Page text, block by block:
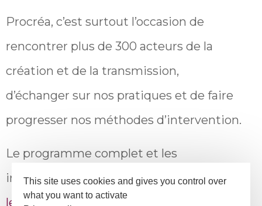
Procréa, c’est surtout l’occasion de
rencontrer plus de 300 acteurs de la
création et de la transmission,
d’échanger sur nos pratiques et de faire
progresser nos méthodes d’intervention.
Le programme complet et les
inscription sur :https://procrea-
lecongres.blogspot.com/
This site uses cookies and gives you control over
what you want to activate